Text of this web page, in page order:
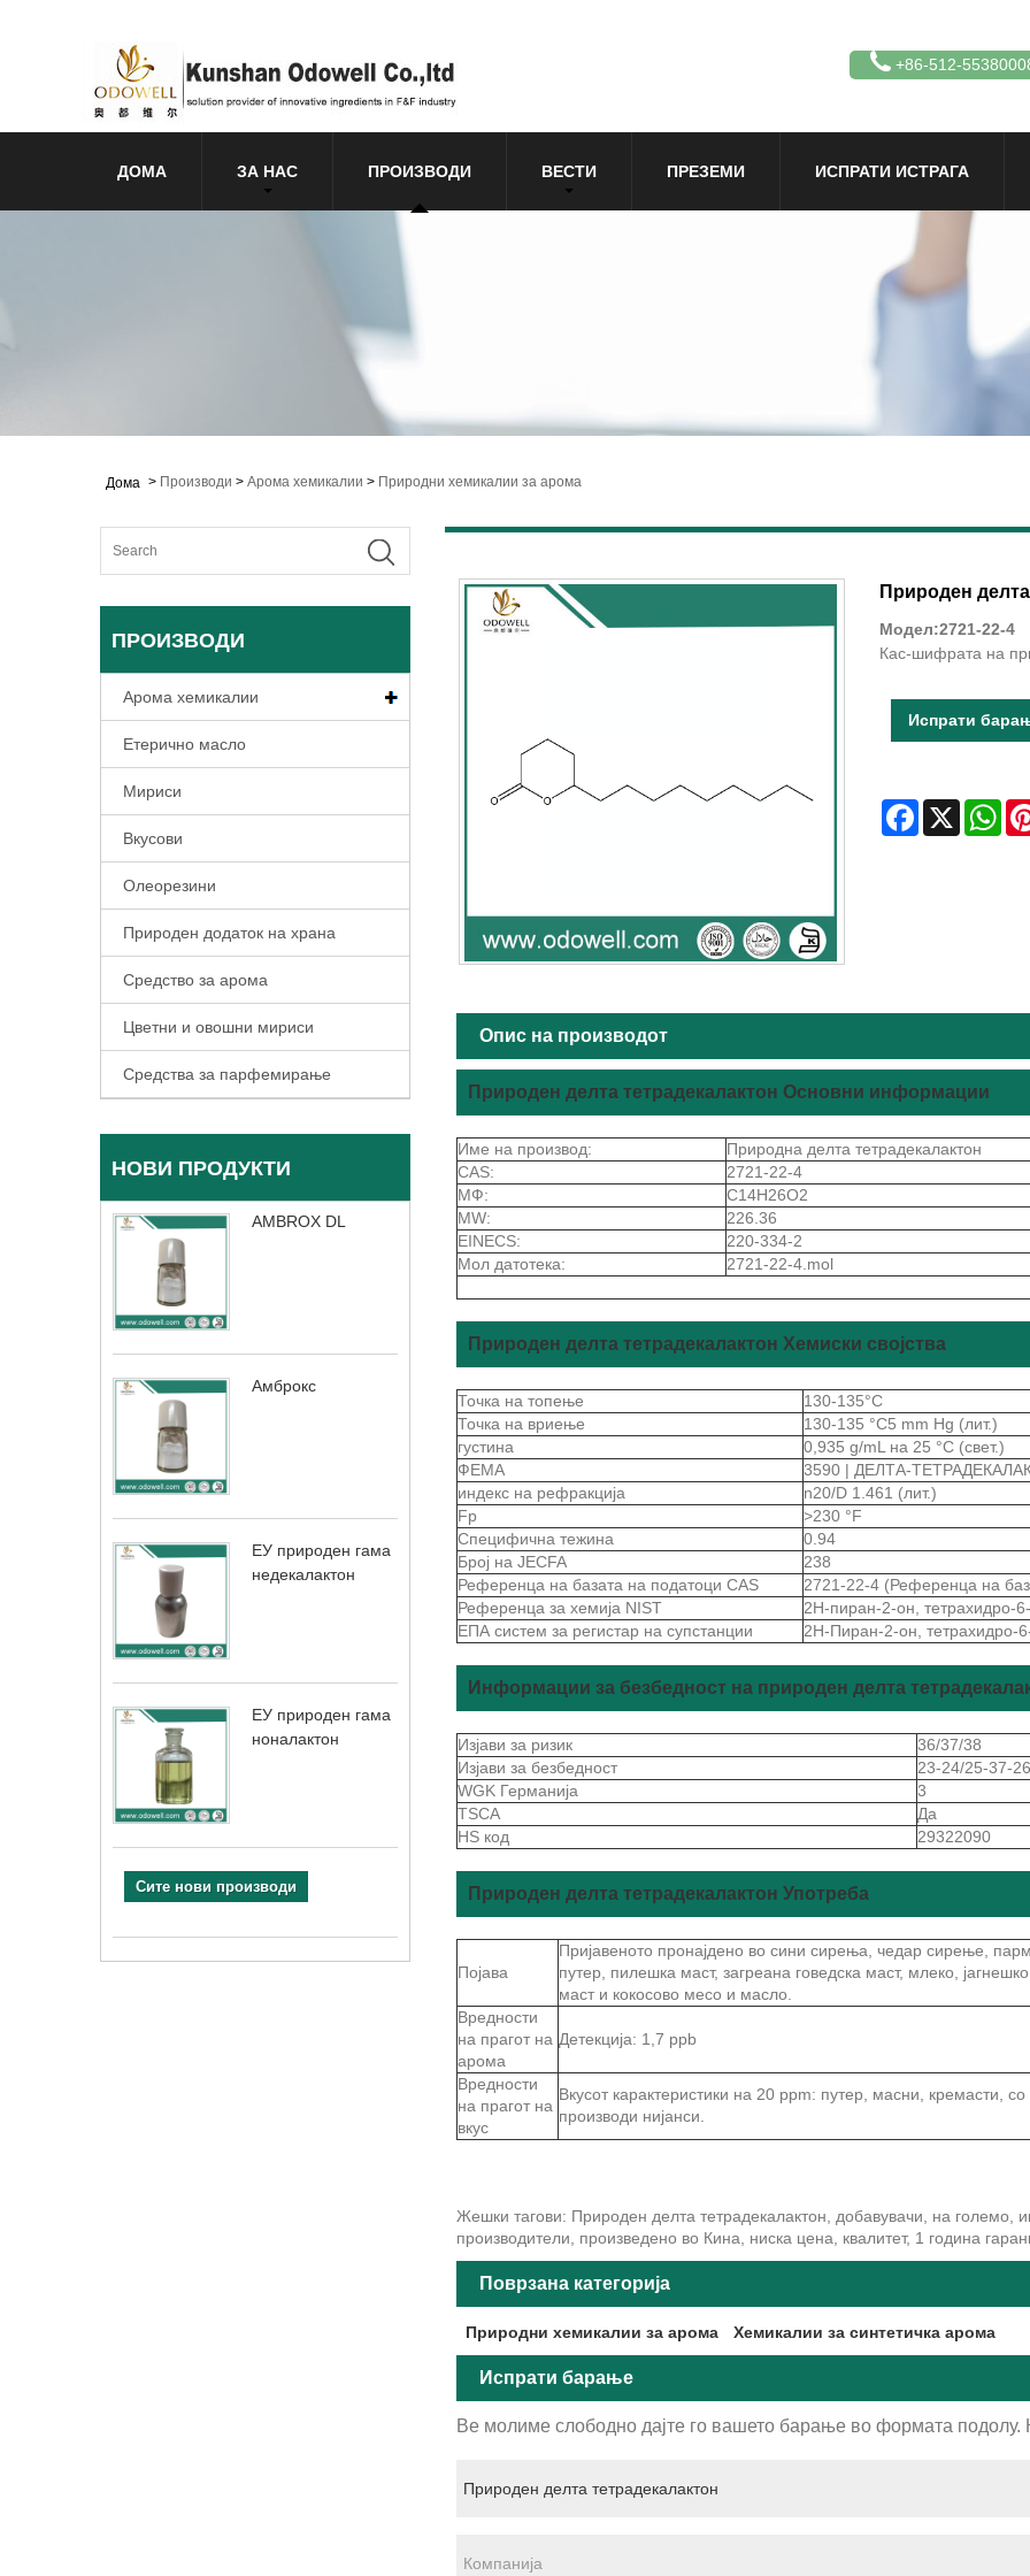
+86-512-
ДОМА ЗА НАС ПРОИЗВОДИ ВЕСТИ ПРЕЗЕМИ ИСПРАТИ ИСТРАГА
Дома > Производи > Арома хемикалии > Природни хемикалии за арома
ПРОИЗВОДИ
Арома хемикалии
Етерично масло
Мириси
Вкусови
Олеорезини
Природен додаток на храна
Средство за арома
Цветни и овошни мириси
Средства за парфемирање
НОВИ ПРОДУКТИ
AMBROX DL
Амброкс
ЕУ природен гама
недекалактон
ЕУ природен гама
ноналактон
Сите нови производи
Природен
Модел:2721-22-4
Кас-шифрата на
Испрати
Facebook
X
Опис на производот
Природен делта тетрадекалактон Основни информации
Име на производ:
Природна делта тетрадекалактон
CAS:
2721-22-4
МФ:
C14H26O2
MW:
226.36
EINECS:
220-334-2
Мол датотека:
2721-22-4.mol
Природен делта тетрадекалактон Хемиски својства
Точка на топење
130-135°C
Точка на вриење
130-135 °C5 mm Hg (лит.)
густина
0,935 g/mL на 25 °C (свет.)
ФЕМА
3590 | ДЕЛТА-
индекс на рефракција
n20/D 1.461 (лит.)
Fp
>230 °F
Специфична тежина
0.94
Број на JECFA
238
Референца на базата на податоци CAS
2721-22-4 (Референца на
Референца за хемија NIST
2H-пиран-2-он, тетрахидро-
ЕПА систем за регистар на супстанции
2H-Пиран-2-он, тетрахидро-
Информации за безбедност на природен делта
Изјави за ризик
36/37/38
Изјави за безбедност
23-24/25-37-26
WGK Германија
3
TSCA
Да
HS код
29322090
Природен делта тетрадекалактон Употреба
Појава
Пријавеното пронајдено во сини сирења, чедар сирење,
путер, пилешка маст, загреана говедска маст, млеко,
маст и кокосово месо и масло.
Вредности
на прагот на
арома
Детекција: 1,7 ppb
Вредности
на прагот на
вкус
Вкусот карактеристики на 20 ppm: путер, масни, кремасти,
производи нијанси.
Жешки тагови: Природен делта тетрадекалактон, добавувачи, на големо,
производители, произведено во Кина, ниска цена, квалитет, 1 година
Поврзана категорија
Природни хемикалии за арома Хемикалии за синтетичка арома
Испрати барање
Ве молиме слободно дајте го вашето барање во формата подолу.